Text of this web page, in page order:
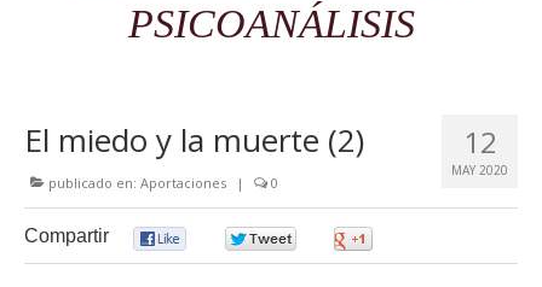
PSICOANÁLISIS
12
MAY 2020
El miedo y la muerte (2)
publicado en: Aportaciones | 0
Compartir